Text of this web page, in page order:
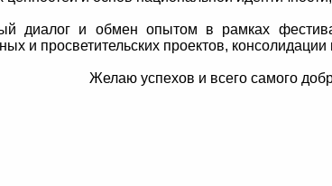
диалог и обмен опытом в рамках
и просветительских проектов,
Желаю успехов и всего самого